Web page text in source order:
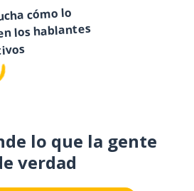
cómo lo
los hablantes
lo que la gente
verdad